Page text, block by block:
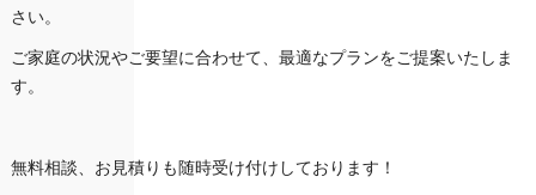
さい。
ご家庭の状況やご要望に合わせて、最適なプランをご提案いたしま
す。
無料相談、お見積りも随時受け付けしております！